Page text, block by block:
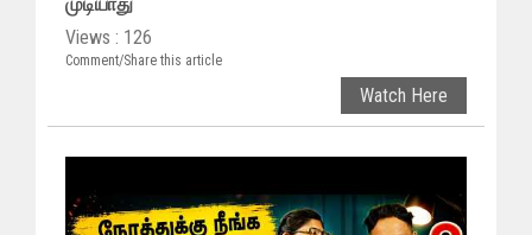
Views : 126
Comment/Share this article
Watch Here